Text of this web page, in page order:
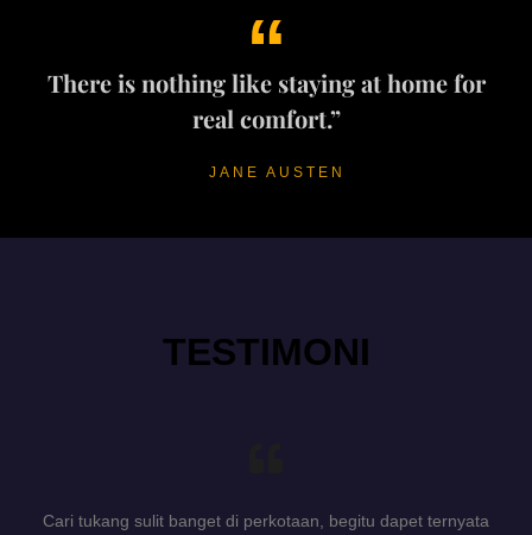
“
There is nothing like staying at home for
real comfort.”
JANE AUSTEN
TESTIMONI
Cari tukang sulit banget di perkotaan, begitu dapet ternyata